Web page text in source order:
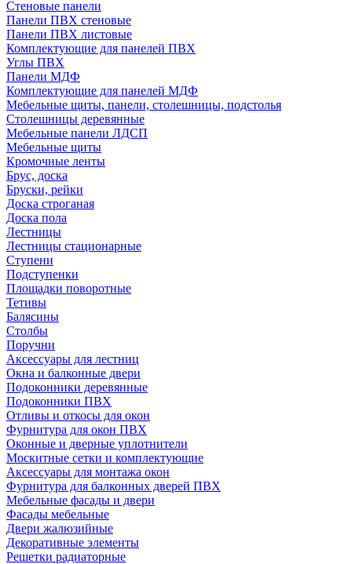
Стеновые панели
Панели ПВХ стеновые
Панели ПВХ листовые
Комплектующие для панелей ПВХ
Углы ПВХ
Панели МДФ
Комплектующие для панелей МДФ
Мебельные щиты, панели, столешницы, подстолья
Столешницы деревянные
Мебельные панели ЛДСП
Мебельные щиты
Кромочные ленты
Брус, доска
Бруски, рейки
Доска строганая
Доска пола
Лестницы
Лестницы стационарные
Ступени
Подступенки
Площадки поворотные
Тетивы
Балясины
Столбы
Поручни
Аксессуары для лестниц
Окна и балконные двери
Подоконники деревянные
Подоконники ПВХ
Отливы и откосы для окон
Фурнитура для окон ПВХ
Оконные и дверные уплотнители
Москитные сетки и комплектующие
Аксессуары для монтажа окон
Фурнитура для балконных дверей ПВХ
Мебельные фасады и двери
Фасады мебельные
Двери жалюзийные
Декоративные элементы
Решетки радиаторные